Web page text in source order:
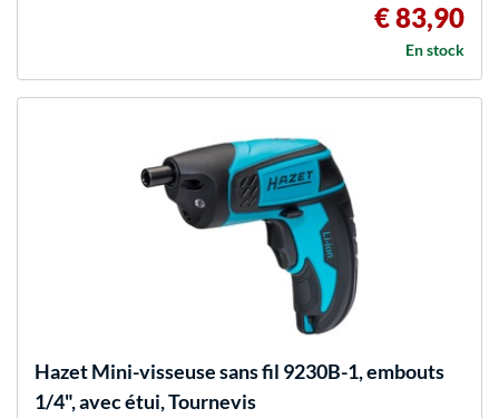
€ 83,90
En stock
HazetMini-visseuse sans fil 9230B-1, embouts
1/4", avec étui, Tournevis